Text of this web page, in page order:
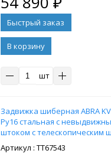
В корзину
шт
Задвижка шиберная ABRA
Ру16 стальная с
штоком с телескопическим
1050-1750 мм, на штурвал,
управление Т-образный
: ТТ67543